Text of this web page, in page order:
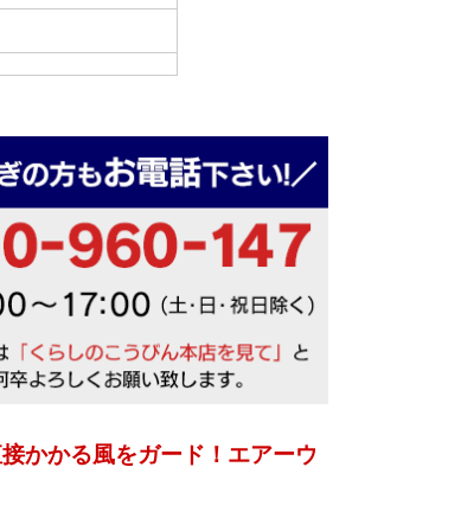
かかる風をガード！エアーウ